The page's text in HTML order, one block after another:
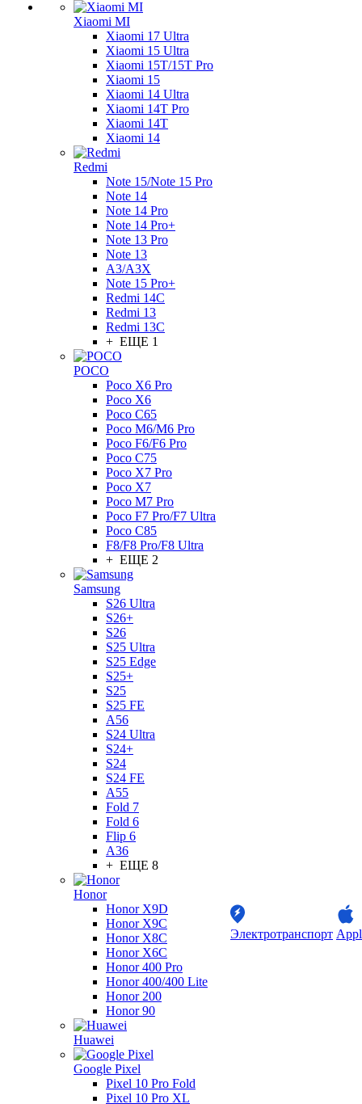
Xiaomi MI
Xiaomi 17 Ultra
Xiaomi 15 Ultra
Xiaomi 15T/15T Pro
Xiaomi 15
Xiaomi 14 Ultra
Xiaomi 14T Pro
Xiaomi 14T
Xiaomi 14
Redmi
Note 15/Note 15 Pro
Note 14
Note 14 Pro
Note 14 Pro+
Note 13 Pro
Note 13
A3/A3X
Note 15 Pro+
Redmi 14C
Redmi 13
Redmi 13C
+ ЕЩЕ 1
POCO
Poco X6 Pro
Poco X6
Poco C65
Poco M6/M6 Pro
Poco F6/F6 Pro
Poco C75
Poco X7 Pro
Poco X7
Poco M7 Pro
Poco F7 Pro/F7 Ultra
Poco C85
F8/F8 Pro/F8 Ultra
+ ЕЩЕ 2
Samsung
S26 Ultra
S26+
S26
S25 Ultra
S25 Edge
S25+
S25
S25 FE
A56
S24 Ultra
S24+
S24
S24 FE
A55
Fold 7
Fold 6
Flip 6
A36
+ ЕЩЕ 8
Honor
Honor X9D
Honor X9C
Honor X8C
Honor X6C
Honor 400 Pro
Honor 400/400 Lite
Honor 200
Honor 90
Huawei
Google Pixel
Pixel 10 Pro Fold
Pixel 10 Pro XL
Электротранспорт